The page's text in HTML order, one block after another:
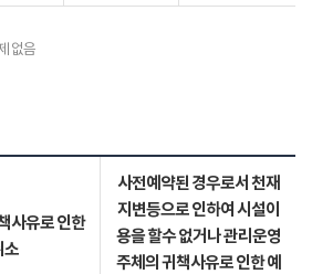
없음
사유로 인한
소
사전예약된 경우로서 천재
지변등으로 인하여 시설이
용을 할수 없거나 관리운영
주체의 귀책사유로 인한 예